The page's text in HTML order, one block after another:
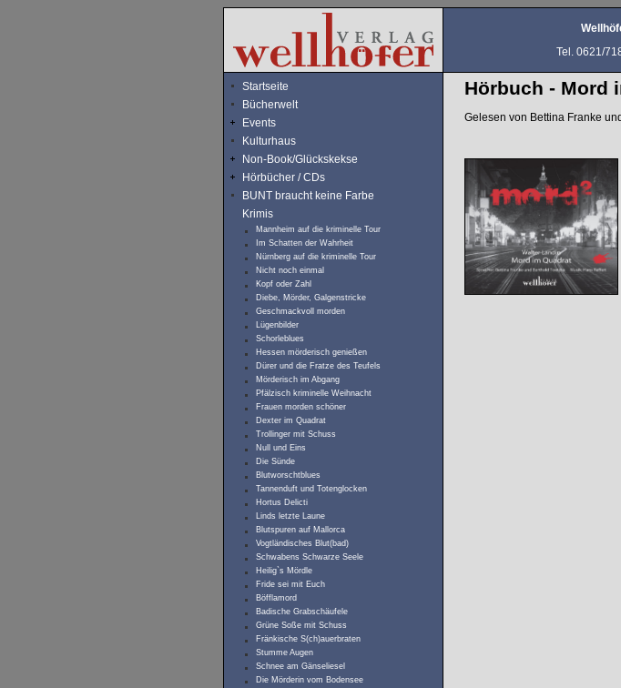
Tel. 0621/
Startseite
Bücherwelt
Events
Kulturhaus
Non-Book/Glückskekse
Hörbücher / CDs
BUNT braucht keine Farbe
Krimis
Mannheim auf die kriminelle Tour
Im Schatten der Wahrheit
Nürnberg auf die kriminelle Tour
Nicht noch einmal
Kopf oder Zahl
Diebe, Mörder, Galgenstricke
Geschmackvoll morden
Lügenbilder
Schorleblues
Hessen mörderisch genießen
Dürer und die Fratze des Teufels
Mörderisch im Abgang
Pfälzisch kriminelle Weihnacht
Frauen morden schöner
Dexter im Quadrat
Trollinger mit Schuss
Null und Eins
Die Sünde
Blutworschtblues
Tannenduft und Totenglocken
Hortus Delicti
Linds letzte Laune
Blutspuren auf Mallorca
Vogtländisches Blut(bad)
Schwabens Schwarze Seele
Heilig`s Mördle
Fride sei mit Euch
Böfflamord
Badische Grabschäufele
Grüne Soße mit Schuss
Fränkische S(ch)auerbraten
Stumme Augen
Schnee am Gänseliesel
Die Mörderin vom Bodensee
Hörbuch - Mord
Gelesen von Bettina Franke